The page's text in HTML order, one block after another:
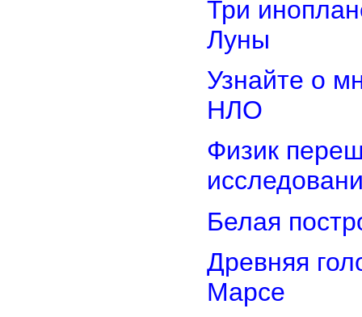
Три
Луны
Узнайте о
НЛО
Физик
Белая
Древняя
Марсе